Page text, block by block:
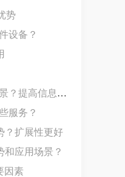
势
设备？
企业组网具有什么前景？提高信息共享效率
服务？
？扩展性更好
和应用场景？
因素